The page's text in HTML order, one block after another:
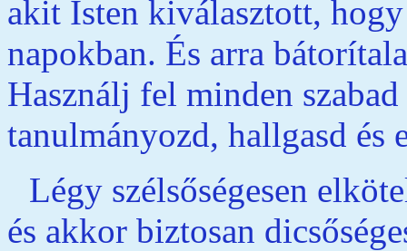
akit Isten kiválasztott,
napokban. És arra
Használj fel minden
tanulmányozd, hallgasd és
Légy szélsőségesen
és akkor biztosan